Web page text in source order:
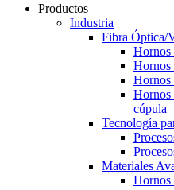
Productos
Industria
Fibra Óptica/
Hornos
Hornos
Hornos
Hornos
cúpula
Tecnología
Materiales
Hornos